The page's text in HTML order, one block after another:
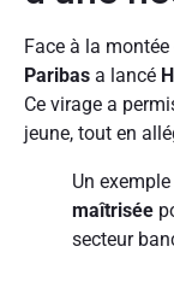
Face à la montée
Paribas a lancé
Ce virage a
jeune, tout en
Un
maîtrisée
secteur